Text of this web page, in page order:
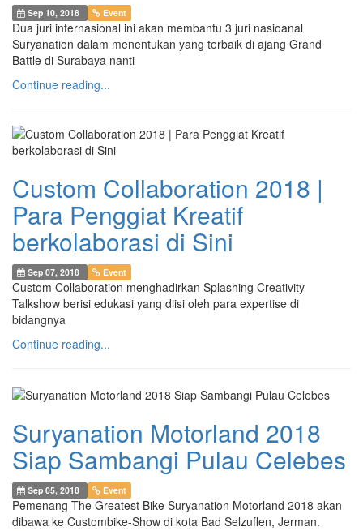
Sep 10, 2018 Event
Dua juri internasional ini akan membantu 3 juri nasioanal
Suryanation dalam menentukan yang terbaik di ajang Grand
Battle di Surabaya nanti
Continue reading...
Custom Collaboration 2018 |
Para Penggiat Kreatif
berkolaborasi di Sini
Sep 07, 2018 Event
Custom Collaboration menghadirkan Splashing Creativity
Talkshow berisi edukasi yang diisi oleh para expertise di
bidangnya
Continue reading...
Suryanation Motorland 2018
Siap Sambangi Pulau Celebes
Sep 05, 2018 Event
Pemenang The Greatest Bike Suryanation Motorland 2018 akan
dibawa ke Custombike-Show di kota Bad Selzuflen, Jerman.